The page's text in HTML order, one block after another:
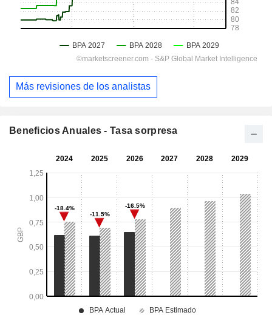
Más revisiones de los analistas
Beneficios Anuales - Tasa sorpresa